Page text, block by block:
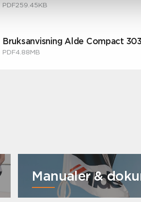
PDF259.45KB
Bruksanvisning Alde Compact
PDF4.88MB
Manualer &